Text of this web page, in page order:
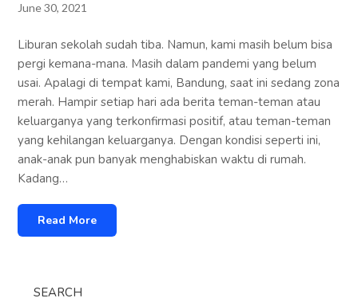
June 30, 2021
Liburan sekolah sudah tiba. Namun, kami masih belum bisa
pergi kemana-mana. Masih dalam pandemi yang belum
usai. Apalagi di tempat kami, Bandung, saat ini sedang zona
merah. Hampir setiap hari ada berita teman-teman atau
keluarganya yang terkonfirmasi positif, atau teman-teman
yang kehilangan keluarganya. Dengan kondisi seperti ini,
anak-anak pun banyak menghabiskan waktu di rumah.
Kadang…
Read More
SEARCH